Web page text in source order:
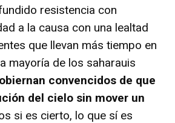
resistencia con
a la causa con una lealtad
que llevan más tiempo en
mayoría de los saharauis
convencidos de que
del cielo sin mover un
si es cierto, lo que sí es